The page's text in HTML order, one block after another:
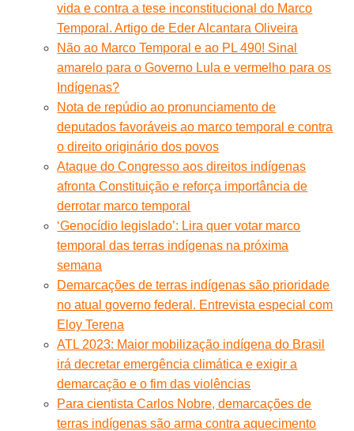
vida e contra a tese inconstitucional do Marco
Temporal. Artigo de Eder Alcantara Oliveira
Não ao Marco Temporal e ao PL 490! Sinal
amarelo para o Governo Lula e vermelho para os
Indígenas?
Nota de repúdio ao pronunciamento de
deputados favoráveis ao marco temporal e contra
o direito originário dos povos
Ataque do Congresso aos direitos indígenas
afronta Constituição e reforça importância de
derrotar marco temporal
‘Genocídio legislado’: Lira quer votar marco
temporal das terras indígenas na próxima
semana
Demarcações de terras indígenas são prioridade
no atual governo federal. Entrevista especial com
Eloy Terena
ATL 2023: Maior mobilização indígena do Brasil
irá decretar emergência climática e exigir a
demarcação e o fim das violências
Para cientista Carlos Nobre, demarcações de
terras indígenas são arma contra aquecimento